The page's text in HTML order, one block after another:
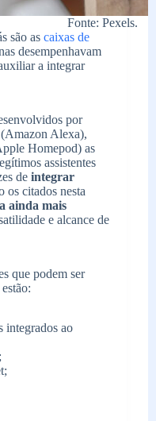
Fonte: Pexels.
são as caixas de
desempenhavam
a integrar
por
(Amazon Alexa),
Homepod) as
assistentes
de integrar
os citados nesta
ainda mais
e alcance de
que podem ser
integrados ao